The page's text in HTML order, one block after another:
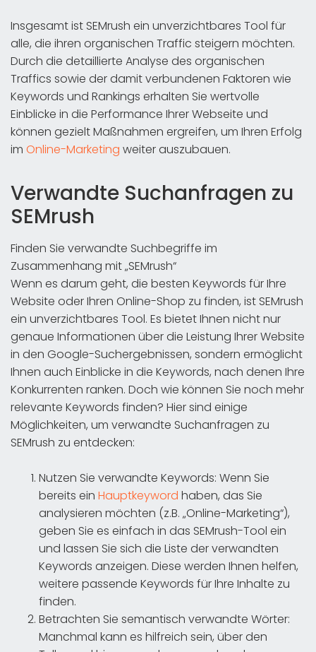
Insgesamt ist SEMrush ein unverzichtbares Tool für
alle, die ihren organischen Traffic steigern möchten.
Durch die detaillierte Analyse des organischen
Traffics sowie der damit verbundenen Faktoren wie
Keywords und Rankings erhalten Sie wertvolle
Einblicke in die Performance Ihrer Webseite und
können gezielt Maßnahmen ergreifen, um Ihren Erfolg
im Online-Marketing weiter auszubauen.
Verwandte Suchanfragen zu
SEMrush
Finden Sie verwandte Suchbegriffe im
Zusammenhang mit „SEMrush“
Wenn es darum geht, die besten Keywords für Ihre
Website oder Ihren Online-Shop zu finden, ist SEMrush
ein unverzichtbares Tool. Es bietet Ihnen nicht nur
genaue Informationen über die Leistung Ihrer Website
in den Google-Suchergebnissen, sondern ermöglicht
Ihnen auch Einblicke in die Keywords, nach denen Ihre
Konkurrenten ranken. Doch wie können Sie noch mehr
relevante Keywords finden? Hier sind einige
Möglichkeiten, um verwandte Suchanfragen zu
SEMrush zu entdecken:
Nutzen Sie verwandte Keywords: Wenn Sie
bereits ein Hauptkeyword haben, das Sie
analysieren möchten (z.B. „Online-Marketing“),
geben Sie es einfach in das SEMrush-Tool ein
und lassen Sie sich die Liste der verwandten
Keywords anzeigen. Diese werden Ihnen helfen,
weitere passende Keywords für Ihre Inhalte zu
finden.
Betrachten Sie semantisch verwandte Wörter:
Manchmal kann es hilfreich sein, über den